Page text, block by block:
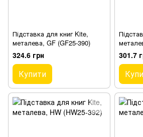
Підставка для книг Kite,
металева, GF (GF25-390)
324.6 грн
Купити
301.7